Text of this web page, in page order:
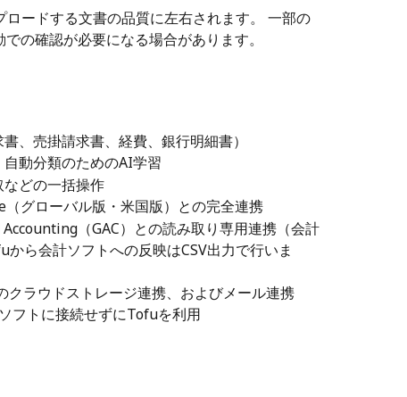
ードする文書の品質に左右されます。 一部の
の確認が必要になる場合があります。
、売掛請求書、経費、銀行明細書）
動分類のためのAI学習
どの一括操作
グローバル版・米国版）との完全連携
（GAC）との読み取り専用連携（会計
ら会計ソフトへの反映はCSV出力で行いま
ラウドストレージ連携、およびメール連携
フトに接続せずにTofuを利用